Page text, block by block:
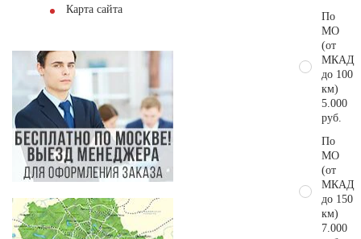
Карта сайта
По
МО
(от
МКАД
до 100
км)
5.000
руб.
По
МО
(от
МКАД
до 150
км)
7.000